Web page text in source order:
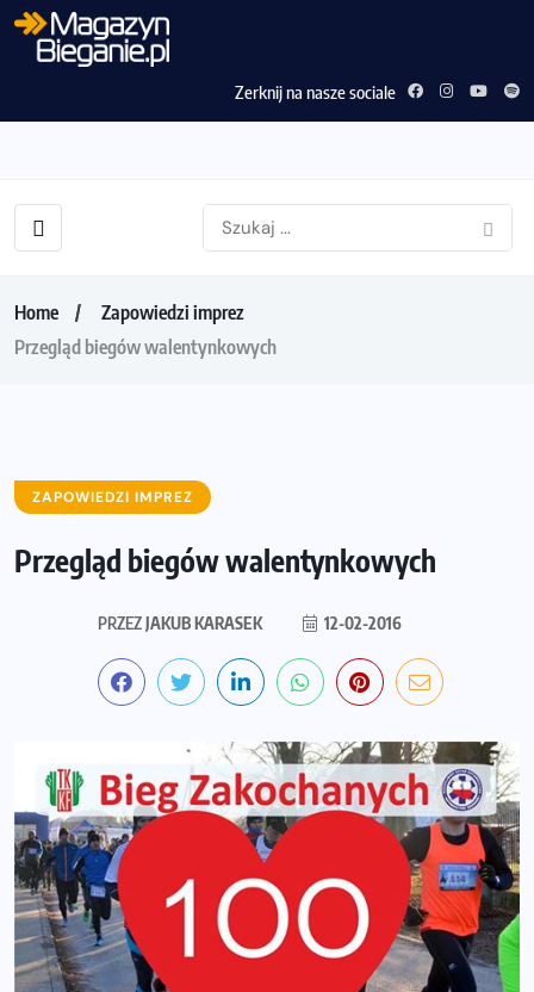
Zerknij na nasze sociale
Home
Zapowiedzi imprez
Przegląd biegów walentynkowych
ZAPOWIEDZI IMPREZ
Przegląd biegów walentynkowych
PRZEZJAKUB KARASEK 12-02-2016